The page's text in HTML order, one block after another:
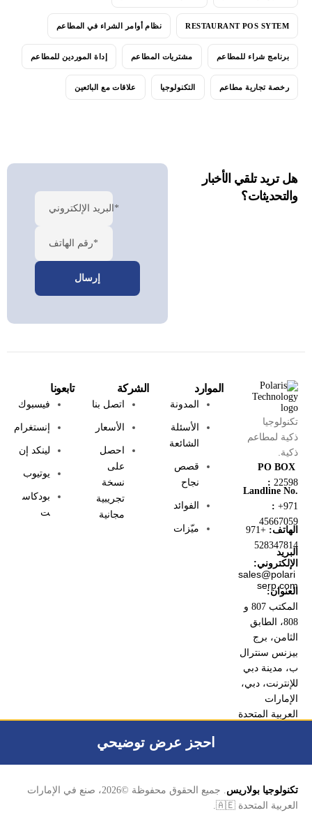
احجز عرض توضيحي
RESTAURANT POS SYTEM نظام أوامر الشراء في المطاعم
برنامج شراء للمطاعم مشتريات المطاعم إداة الموردين للمطاعم
رخصة تجارية مطاعم التكنولوجيا علاقات مع البائعين
هل تريد تلقي الأخبار
والتحديثات؟
البريد الإلكتروني*
رقم الهاتف*
تكنولوجيا
ذكية لمطاعم
ذكية.
PO BOX
: 22598
Landline No.
: +971
45667059
الهاتف:
+971
528347814
البريد
الإلكتروني:
sales@polari
serp.com
العنوان:
المكتب 807 و
808، الطابق
الثامن، برج
بيزنس سنترال
ب، مدينة دبي
للإنترنت، دبي،
الإمارات
العربية المتحدة
الموارد
المدونة
الأسئلة
الشائعة
قصص
نجاح
الفوائد
ميّزات
الشركة
اتصل بنا
الأسعار
احصل
على
نسخة
تجريبية
مجانية
تابعونا
فيسبوك
إنستغرام
لينكد إن
يوتيوب
بودكاس
ت
تكنولوجيا بولاريس
. جميع الحقوق محفوظة ©2026، صنع في الإمارات
العربية المتحدة 🇦🇪.